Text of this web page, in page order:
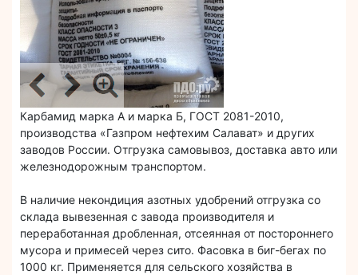
Карбамид марка А и марка Б, ГОСТ 2081-2010,
производства «Газпром нефтехим Салават» и других
заводов России. Отгрузка самовывоз, доставка авто или
железнодорожным транспортом.
В наличие некондиция азотных удобрений отгрузка со
склада вывезенная с завода производителя и
переработанная дробленная, отсеянная от постороннего
мусора и примесей через сито. Фасовка в биг-бегах по
1000 кг. Применяется для сельского хозяйства в